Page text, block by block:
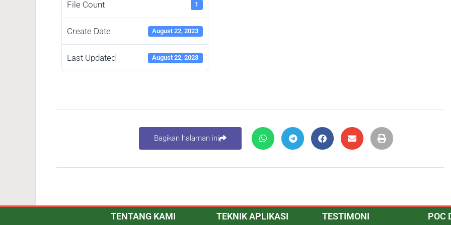
File Count 1
Create Date August 22, 2023
Last Updated August 22, 2023
Bagikan halaman ini
TENTANG KAMI TEKNIK APLIKASI TESTIMONI POC